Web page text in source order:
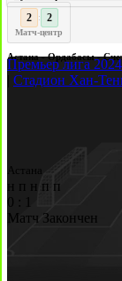
3 : 2
Матч-центр
Астана - Ордабасы -
Премьер лига 2024
Стадион Хан-
Астана
н п н п п
0
1
Матч Закончен